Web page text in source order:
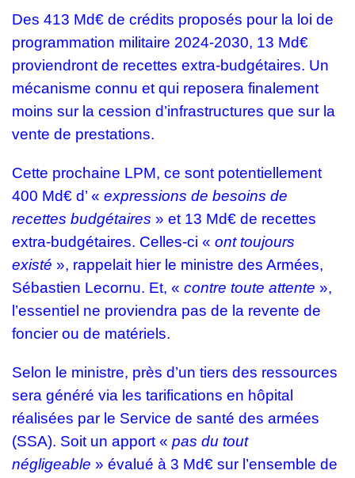
Des 413 Md€ de crédits proposés pour la loi de
programmation militaire 2024-2030, 13 Md€
proviendront de recettes extra-budgétaires. Un
mécanisme connu et qui reposera finalement
moins sur la cession d’infrastructures que sur la
vente de prestations.
Cette prochaine LPM, ce sont potentiellement
400 Md€ d’ « expressions de besoins de
recettes budgétaires » et 13 Md€ de recettes
extra-budgétaires. Celles-ci « ont toujours
existé », rappelait hier le ministre des Armées,
Sébastien Lecornu. Et, « contre toute attente »,
l’essentiel ne proviendra pas de la revente de
foncier ou de matériels.
Selon le ministre, près d’un tiers des ressources
sera généré via les tarifications en hôpital
réalisées par le Service de santé des armées
(SSA). Soit un apport « pas du tout
négligeable » évalué à 3 Md€ sur l’ensemble de